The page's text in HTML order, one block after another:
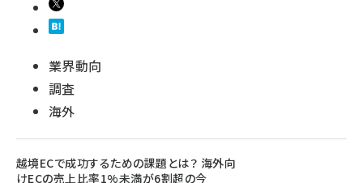
業界動向
調査
海外
越境ECで成功するための課題とは？ 海外向
けECの売上比率1%未満が6割超の今